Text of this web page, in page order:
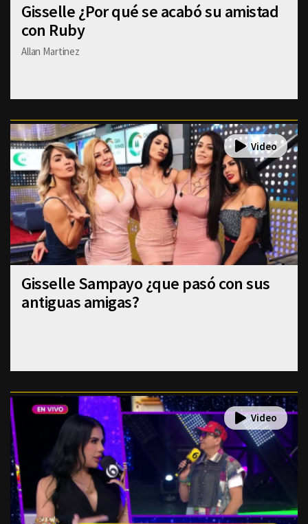
Gisselle ¿Por qué se acabó su amistad
con Ruby
Allan Martinez
Gisselle Sampayo ¿que pasó con sus
antiguas amigas?